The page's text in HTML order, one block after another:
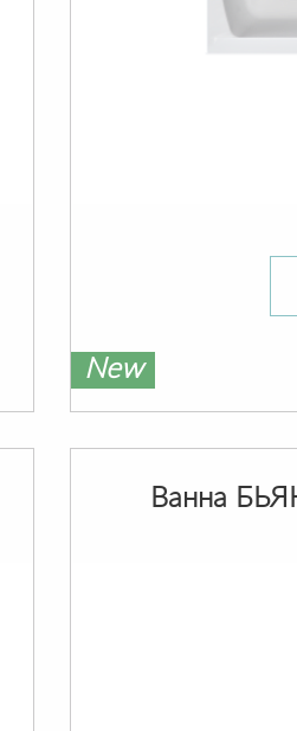
New
Ванна